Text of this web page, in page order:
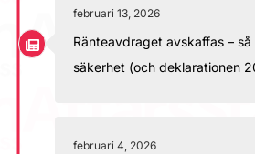
februari 13, 2026
Ränteavdraget avskaffas –
säkerhet (och deklarationen
februari 4, 2026